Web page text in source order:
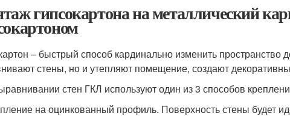
гипсокартона на металлический
– быстрый способ кардинально изменить пространство
стены, но и утепляют помещение, создают
стен ГКЛ используют один из 3 способов
на оцинкованный профиль. Поверхность стены будет